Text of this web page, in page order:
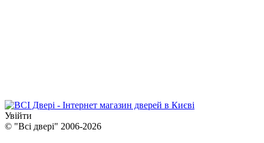
Увійти
© "Всі двері" 2006-2026